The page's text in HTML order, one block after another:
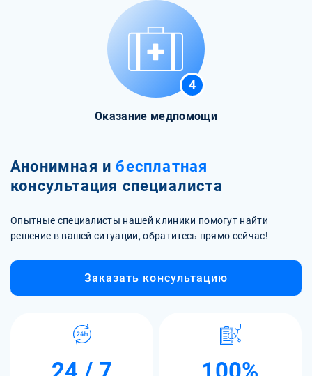
4
Оказание медпомощи
Анонимная и бесплатная
консультация специалиста
Опытные специалисты нашей клиники помогут найти
решение в вашей ситуации, обратитесь прямо сейчас!
Заказать консультацию
24 / 7 100%